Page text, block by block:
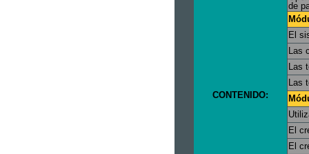
CONTENIDO:
de
El
Las
Las
Las
El
El